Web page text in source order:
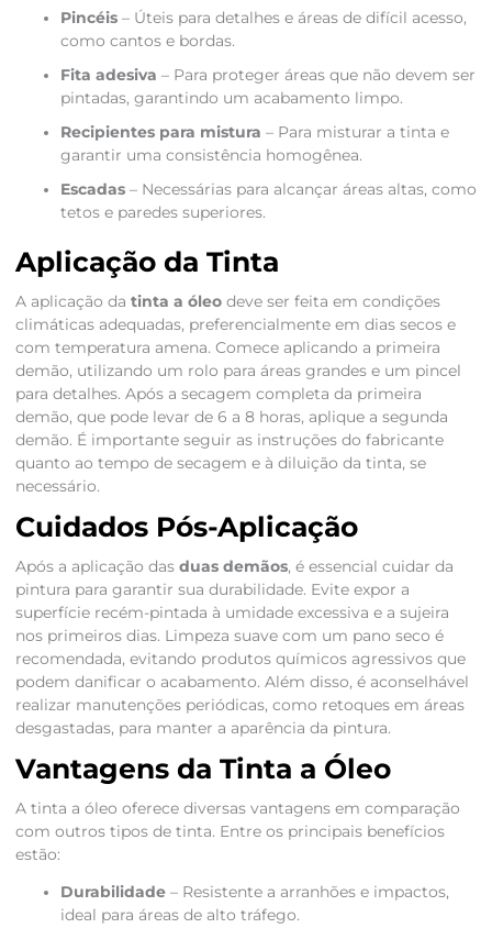
Pincéis– Úteis para detalhes e áreas de difícil acesso,
como cantos e bordas.
Fita adesiva – Para proteger áreas que não devem ser
pintadas, garantindo um acabamento limpo.
Recipientes para mistura – Para misturar a tinta e
garantir uma consistência homogênea.
Escadas– Necessárias para alcançar áreas altas, como
tetos e paredes superiores.
Aplicação da Tinta
A aplicação da tinta a óleodeve ser feita em condições
climáticas adequadas, preferencialmente em dias secos e
com temperatura amena. Comece aplicando a primeira
demão, utilizando um rolo para áreas grandes e um pincel
para detalhes. Após a secagem completa da primeira
demão, que pode levar de 6 a 8 horas, aplique a segunda
demão. É importante seguir as instruções do fabricante
quanto ao tempo de secagem e à diluição da tinta, se
necessário.
Cuidados Pós-Aplicação
Após a aplicação das duas demãos, é essencial cuidar da
pintura para garantir sua durabilidade. Evite expor a
superfície recém-pintada à umidade excessiva e a sujeira
nos primeiros dias. Limpeza suave com um pano seco é
recomendada, evitando produtos químicos agressivos que
podem danificar o acabamento. Além disso, é aconselhável
realizar manutenções periódicas, como retoques em áreas
desgastadas, para manter a aparência da pintura.
Vantagens da Tinta a Óleo
A tinta a óleo oferece diversas vantagens em comparação
com outros tipos de tinta. Entre os principais benefícios
estão:
Durabilidade– Resistente a arranhões e impactos,
ideal para áreas de alto tráfego.